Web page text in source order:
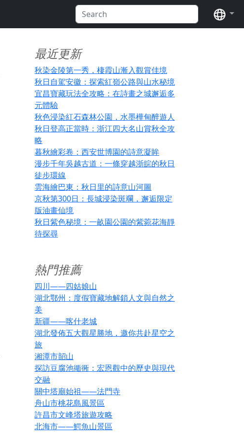
语
最近更新
秋染金陵第一秀，棲霞山漸入觀賞佳境
秋日自駕安徽：探索紅嶺公路與山水秘境
宜昌寶藏玩法全攻略：在詩畫之城邂逅多
元體驗
秋色浸染紅石森林公園，水墨樺甸醉遊人
秋日登高正當時：浙江四大名山賞秋全攻
略
暮秋繪彩卷：西安世博園的詩意凝眸
漫步千年吳越古道：一條穿越浙皖的秋日
徒步環線
雲海繪巴東：秋日里的詩意山河圖
京秋第300日：長城浸染斑斕，邂逅限定
版油畫仙境
秋日紫色秘境：一畝園公園的紫菀花海靜
待探尋
熱門推薦
四川——四姑娘山
湖北鄂州：度假寶藏地解鎖人文與自然之
美
新疆——喀什老城
湖北發佈五大觀星勝地，邀你共赴星空之
旅
湘潭市韶山
探訪豆腐池衚衕：宏恩觀中的歷史與現代
交融
關中塔廟始祖——法門寺
舟山市桃花島風景區
許昌市文峰塔旅遊攻略
北海市——鰐魚山景區